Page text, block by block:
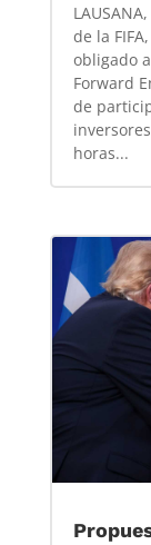
de la
obligado
Forward
de
horas...